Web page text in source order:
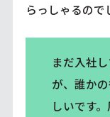
らっしゃるので
まだ入社
が、誰か
しいです